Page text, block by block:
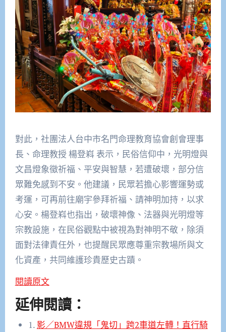
對此，社團法人台中市名門命理教育協會創會理事
長、命理教授 楊登嵙 表示，民俗信仰中，光明燈與
文昌燈象徵祈福、平安與智慧，若遭破壞，部分信
眾難免感到不安。他建議，民眾若擔心影響運勢或
考運，可再前往廟宇參拜祈福、請神明加持，以求
心安。楊登嵙也指出，破壞神像、法器與光明燈等
宗教設施，在民俗觀點中被視為對神明不敬，除須
面對法律責任外，也提醒民眾應尊重宗教場所與文
化資產，共同維護珍貴歷史古蹟。
閱讀原文
延伸閱讀：
1. 影／BMW違規「鬼切」跨2車道左轉！直行騎